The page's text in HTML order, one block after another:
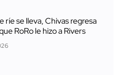
ríe se lleva, Chivas regresa
RoRo le hizo a Rivers